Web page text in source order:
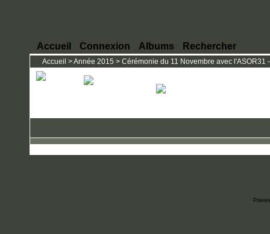
Accueil Connexion Albums Rechercher
Accueil >Année 2015 > Cérémonie du 11 Novembre avec l'ASOR31